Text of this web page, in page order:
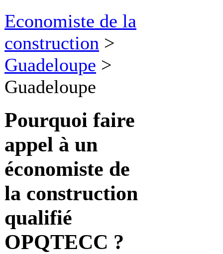
Economiste de la
construction >
Guadeloupe >
Guadeloupe
Pourquoi faire
appel à un
économiste de
la construction
qualifié
OPQTECC ?